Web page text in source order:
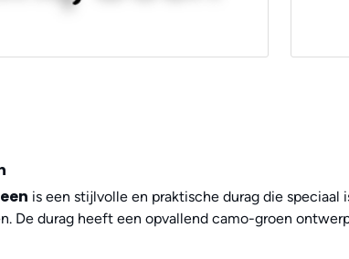
is een stijlvolle en praktische durag die
De durag heeft een opvallend camo-groen